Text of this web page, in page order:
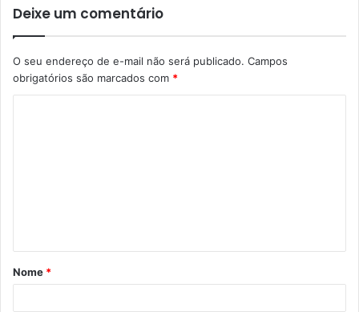
Deixe um comentário
O seu endereço de e-mail não será publicado. Campos
obrigatórios são marcados com *
á
r
Nome *